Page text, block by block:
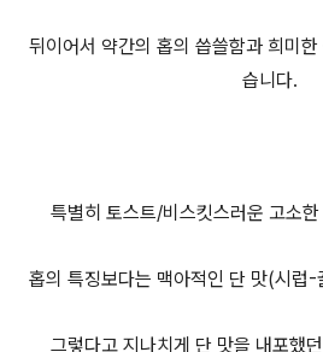
뒤이어서 약간의 홉의 씁쓸함과 희미
습니다.
특별히 토스트/비스킷스러운 고소
홉의 특징보다는 맥아적인 단 맛(시럽
그렇다고 지나치게 단 맛을 내포했